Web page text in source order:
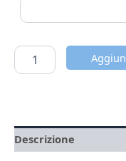
Descrizione